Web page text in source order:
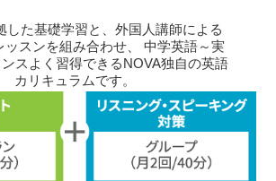
した基礎学習と、外国人講師による
スンを組み合わせ、
中学英語～実
スよく習得できるNOVA独自の英語
カリキュラムです。